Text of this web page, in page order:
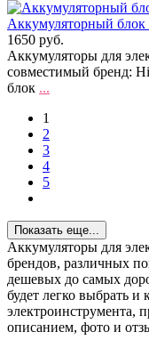
Аккумуляторный
1650 руб.
Аккумуляторы для
совместимый бренд:
блок ...
1
2
3
4
5
Показать еще...
Аккумуляторы для
брендов, различных
дешевых до самых
будет легко выбрать и
электроинструмента,
описанием, фото и